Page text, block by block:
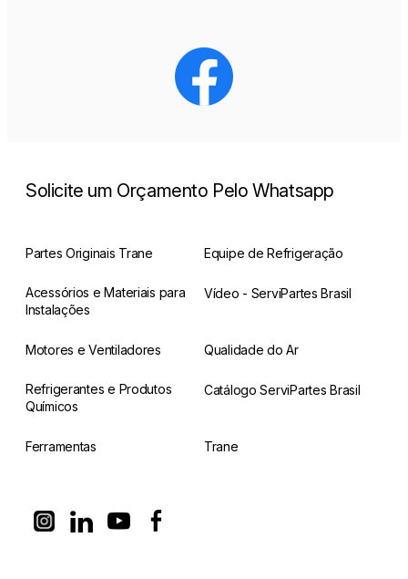
Solicite um Orçamento Pelo Whatsapp
Partes Originais Trane Equipe de Refrigeração
Acessórios e Materiais para
Instalações
Vídeo - ServiPartes Brasil
Motores e Ventiladores Qualidade do Ar
Refrigerantes e Produtos
Químicos
Catálogo ServiPartes Brasil
Ferramentas Trane